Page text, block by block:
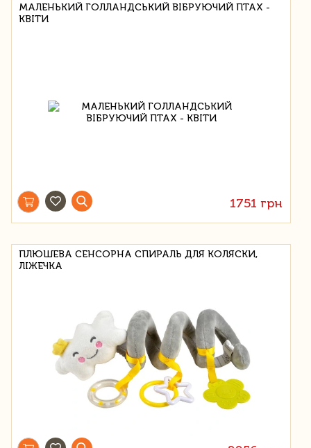
МАЛЕНЬКИЙ ГОЛЛАНДСЬКИЙ ВІБРУЮЧИЙ ПТАХ -
КВІТИ
1751 грн
ПЛЮШЕВА СЕНСОРНА СПИРАЛЬ ДЛЯ КОЛЯСКИ,
ЛІЖЕЧКА